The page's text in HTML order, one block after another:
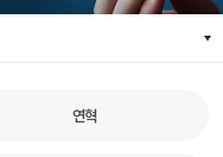
연혁